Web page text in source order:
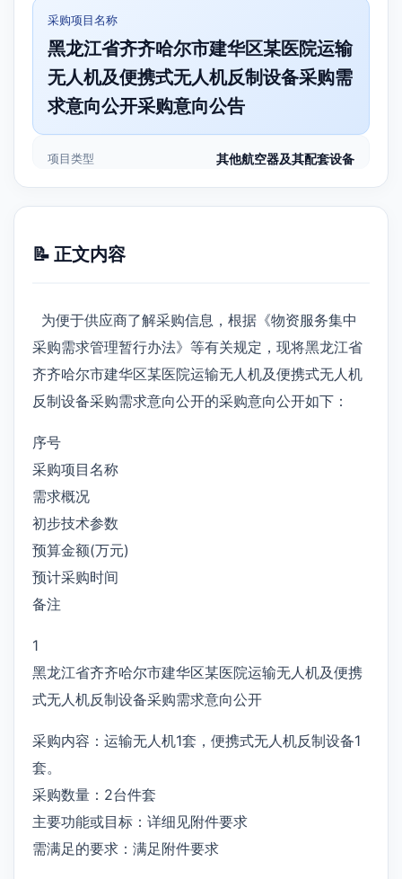
采购项目名称
黑龙江省齐齐哈尔市建华区某医院运输
无人机及便携式无人机反制设备采购需
求意向公开采购意向公告
项目类型 其他航空器及其配套设备
📝 正文内容
为便于供应商了解采购信息，根据《物资服务集中
采购需求管理暂行办法》等有关规定，现将黑龙江省
齐齐哈尔市建华区某医院运输无人机及便携式无人机
反制设备采购需求意向公开的采购意向公开如下：
序号
采购项目名称
需求概况
初步技术参数
预算金额(万元)
预计采购时间
备注
1
黑龙江省齐齐哈尔市建华区某医院运输无人机及便携
式无人机反制设备采购需求意向公开
采购内容：运输无人机1套，便携式无人机反制设备1
套。
采购数量：2台件套
主要功能或目标：详细见附件要求
需满足的要求：满足附件要求